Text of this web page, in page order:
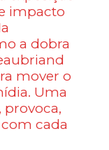
impacto
a dobra
mover o
Uma
provoca,
cada